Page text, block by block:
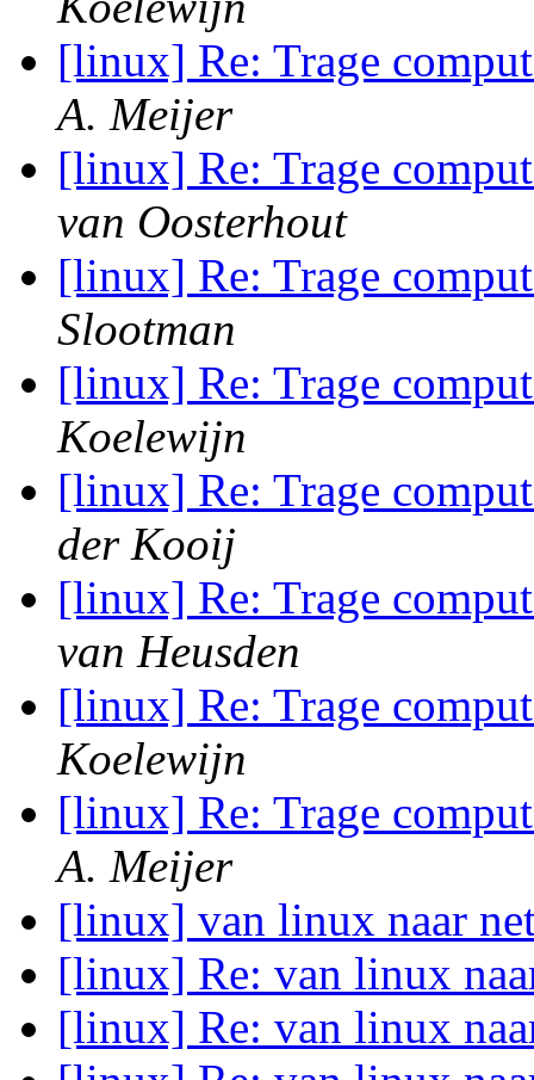
[linux] Re: Trage
A. Meijer
[linux] Re: Trage
van Oosterhout
[linux] Re: Trage
Slootman
[linux] Re: Trage
Koelewijn
[linux] Re: Trage
der Kooij
[linux] Re: Trage
van Heusden
[linux] Re: Trage
Koelewijn
[linux] Re: Trage
A. Meijer
[linux] van linux naar
[linux] Re: van linux
[linux] Re: van linux